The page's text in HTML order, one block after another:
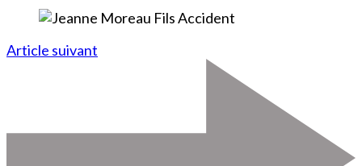
Article suivant